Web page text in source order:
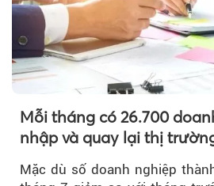
Mỗi tháng có 26.700
nhập và quay lại thị
Mặc dù số doanh nghiệp